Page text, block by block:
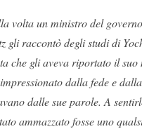
volta un ministro del
gli raccontò degli studi di
che gli aveva riportato il
dalla fede e
dalle sue parole. A
ammazzato fosse uno